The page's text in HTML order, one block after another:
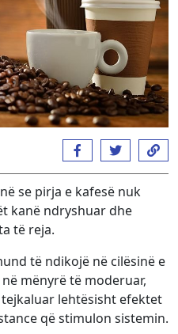
se pirja e kafesë nuk
kanë ndryshuar dhe
të reja.
të ndikojë në cilësinë e
mënyrë të moderuar,
lehtësisht efektet
që stimulon sistemin.